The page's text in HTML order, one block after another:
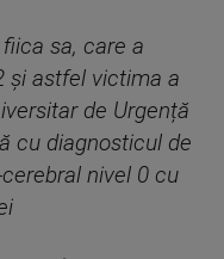
sa, care a
și astfel victima a
de Urgență
cu diagnosticul de
nivel 0 cu